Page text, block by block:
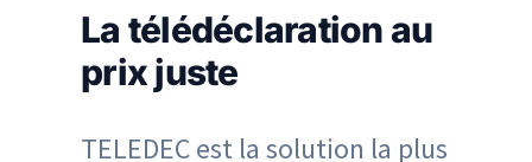
La télédéclaration au
prix juste
TELEDEC est la solution la plus